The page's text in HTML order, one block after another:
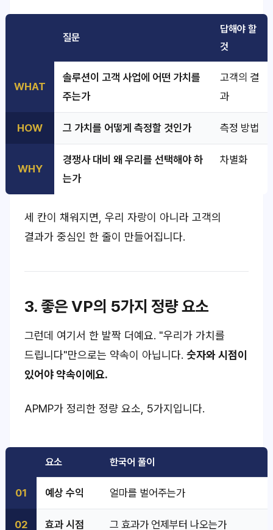
질문
답해야 할
것
WHAT
솔루션이 고객 사업에 어떤 가치를
주는가
고객의 결
과
HOW 그 가치를 어떻게 측정할 것인가 측정 방법
WHY
경쟁사 대비 왜 우리를 선택해야 하
는가
차별화
세 칸이 채워지면, 우리 자랑이 아니라 고객의
결과가 중심인 한 줄이 만들어집니다.
3. 좋은 VP의 5가지 정량 요소
그런데 여기서 한 발짝 더예요. "우리가 가치를
드립니다"만으로는 약속이 아닙니다. 숫자와 시점이
있어야 약속이에요.
APMP가 정리한 정량 요소, 5가지입니다.
요소 한국어 풀이
01 예상 수익 얼마를 벌어주는가
02 효과 시점 그 효과가 언제부터 나오는가